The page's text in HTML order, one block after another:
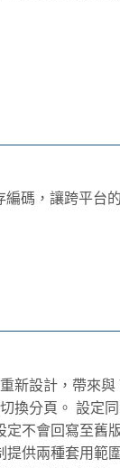
碼，讓跨平台
新設計，帶來
換分頁。 設定
不會回寫至舊
供兩種套用範